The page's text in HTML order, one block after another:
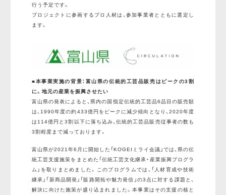
行う予定です。
プロジェクトに参画するプロ人材は、参加事業者とともに選定し
ます。
■本事業実施の背景：富山県の伝統的工芸品販売はピークの3割
に。地元の産業を振興させたい
富山県の発表によると、県内の国指定伝統的工芸品6品目の販売額
は、1990年度の約433億円をピークに減少傾向となり、2020年度
は114億円と3割以下に落ち込み、伝統的工芸品販売従事者の数も
3割程度まで減っております。
富山県が2021年6月に開始した「KOGEIミライ会議」では、県の伝
統工芸支援施策をまとめた「伝統工芸文化継承・産業振興プログラ
ム」を取りまとめました。このプログラムでは、「人材育成や技術
継承」「新商品開発」「販路開拓や魅力発信」の3点に対する課題と、
解決に向けた施策が盛り込まれました。本事業はその支援の核と